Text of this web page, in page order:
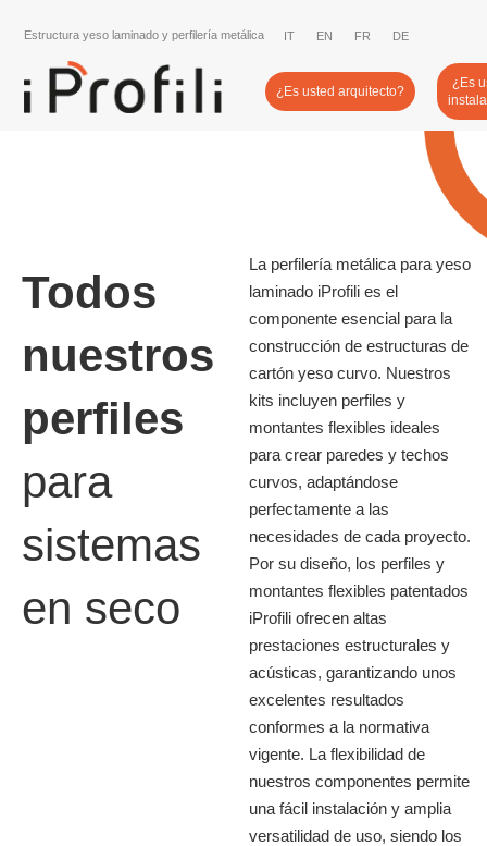
Estructura yeso laminado y perfilería metálica IT EN FR DE
¿Es usted arquitecto?
¿Es
Todos
nuestros
perfiles
para
sistemas
en seco
La perfilería metálica para yeso
laminado iProfili es el
componente esencial para la
construcción de estructuras de
cartón yeso curvo. Nuestros
kits incluyen perfiles y
montantes flexibles ideales
para crear paredes y techos
curvos, adaptándose
perfectamente a las
necesidades de cada proyecto.
Por su diseño, los perfiles y
montantes flexibles patentados
iProfili ofrecen altas
prestaciones estructurales y
acústicas, garantizando unos
excelentes resultados
conformes a la normativa
vigente. La flexibilidad de
nuestros componentes permite
una fácil instalación y amplia
versatilidad de uso, siendo los